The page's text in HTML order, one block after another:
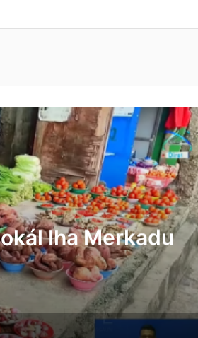
Iha Merkadu